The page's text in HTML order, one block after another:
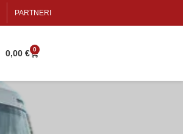
PARTNERI
0,00€ 0